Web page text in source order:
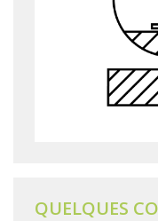
QUELQUES